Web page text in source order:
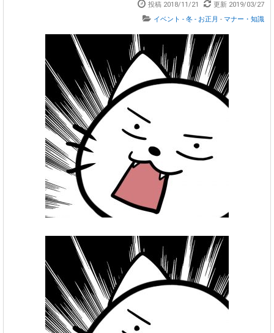
投稿 2018/11/21
更新 2019/03/27
イベント - 冬 - お正月 - マナー・知識